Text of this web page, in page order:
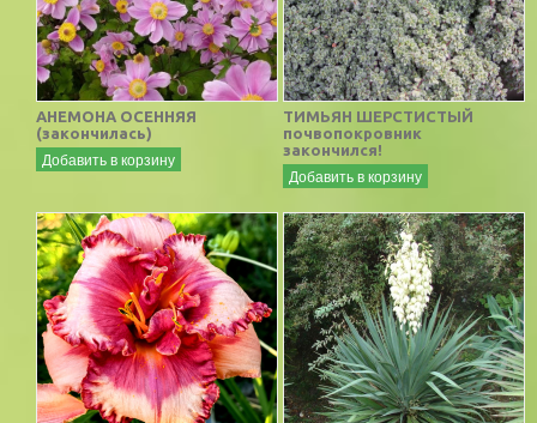
АНЕМОНА ОСЕННЯЯ
(закончилась)
Добавить в корзину
ТИМЬЯН ШЕРСТИСТЫЙ
почвопокровник
закончился!
Добавить в корзину